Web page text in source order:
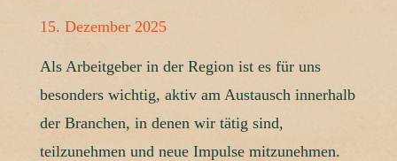
15. Dezember 2025
Als Arbeitgeber in der Region ist es für uns
besonders wichtig, aktiv am Austausch innerhalb
der Branchen, in denen wir tätig sind,
teilzunehmen und neue Impulse mitzunehmen.